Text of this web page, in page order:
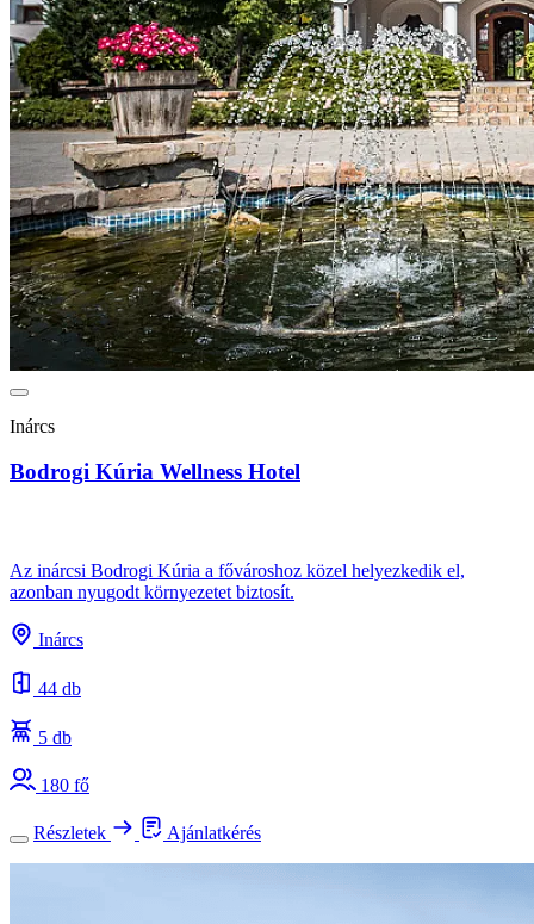
Inárcs
Bodrogi Kúria Wellness Hotel
Az inárcsi Bodrogi Kúria a fővároshoz közel helyezkedik el,
azonban nyugodt környezetet biztosít.
Inárcs
44 db
5 db
180 fő
Részletek Ajánlatkérés